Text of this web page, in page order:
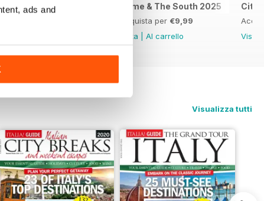
ads and
& Florence 2025 Rome & The South 2025
Acquista per €9,99
Vista
Al carrello
City
Vista
Visualizza tutti